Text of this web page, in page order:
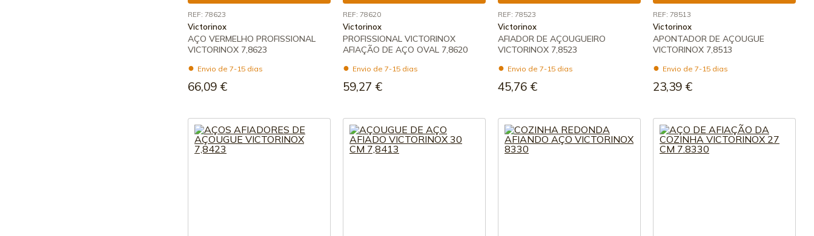
REF: 78623
Victorinox
AÇO VERMELHO PROFISSIONAL
VICTORINOX 7,8623
Envio de 7-15 dias
66,09 €
REF: 78620
Victorinox
PROFISSIONAL VICTORINOX
AFIAÇÃO DE AÇO OVAL 7,8620
Envio de 7-15 dias
59,27 €
REF: 78523
Victorinox
AFIADOR DE AÇOUGUEIRO
VICTORINOX 7,8523
Envio de 7-15 dias
45,76 €
REF: 78513
Victorinox
APONTADOR DE AÇOUGUE
VICTORINOX 7,8513
Envio de 7-15 dias
23,39 €